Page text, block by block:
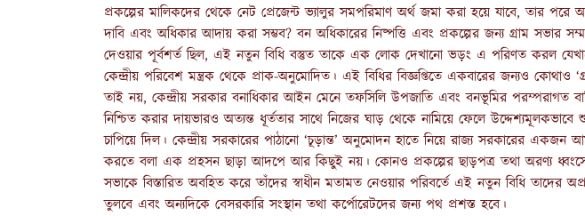
প্রকল্পের মালিকদের থেকে নেট প্রেজেন্ট ভ্যালুর সমপরিমাণ অর্থ জমা করা হয়ে যাবে, তার পরে
দাবি এবং অধিকার আদায় করা সম্ভব? বন অধিকারের নিষ্পত্তি এবং প্রকল্পের জন্য গ্রাম সভার
দেওয়ার পূর্বশর্ত ছিল, এই নতুন বিধি বস্তুত তাকে এক লোক দেখানো ভড়ং এ পরিণত করল
কেন্দ্রীয় পরিবেশ মন্ত্রক থেকে প্রাক-অনুমোদিত। এই বিধির বিজ্ঞপ্তিতে একবারের জন্যও কোথাও
তাই নয়, কেন্দ্রীয় সরকার বনাধিকার আইন মেনে তফসিলি উপজাতি এবং বনভূমির পরম্পরাগত
নিশ্চিত করার দায়ভারও অত্যন্ত ধূর্ততার সাথে নিজের ঘাড় থেকে নামিয়ে ফেলে
চাপিয়ে দিল। কেন্দ্রীয় সরকারের পাঠানো ‘চূড়ান্ত’ অনুমোদন হাতে নিয়ে রাজ্য সরকারের একজন
করতে বলা এক প্রহসন ছাড়া আদপে আর কিছুই নয়। কোনও প্রকল্পের ছাড়পত্র তথা অরণ্য
সভাকে বিস্তারিত অবহিত করে তাঁদের স্বাধীন মতামত নেওয়ার পরিবর্তে এই নতুন বিধি তাদের
তুলবে এবং অন্যদিকে বেসরকারি সংস্থান তথা কর্পোরেটদের জন্য পথ প্রশস্ত হবে।